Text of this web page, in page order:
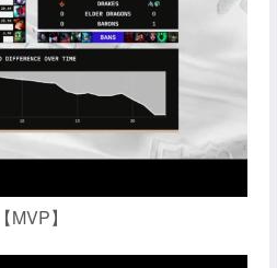
【MVP】